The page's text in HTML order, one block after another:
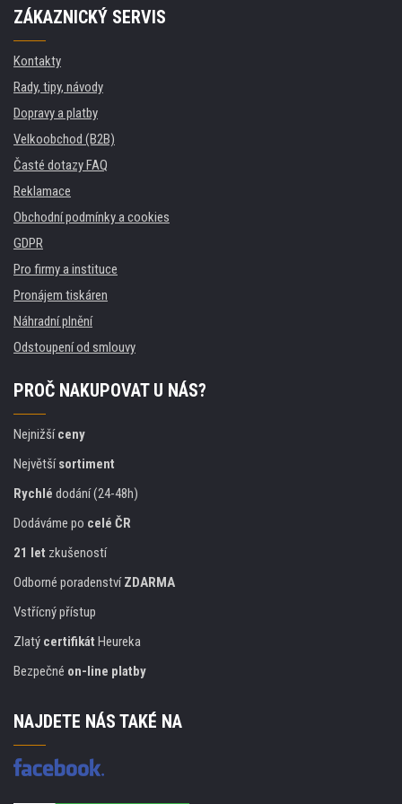
ZÁKAZNICKÝ SERVIS
Kontakty
Rady, tipy, návody
Dopravy a platby
Velkoobchod (B2B)
Časté dotazy FAQ
Reklamace
Obchodní podmínky a cookies
GDPR
Pro firmy a instituce
Pronájem tiskáren
Náhradní plnění
Odstoupení od smlouvy
PROČ NAKUPOVAT U NÁS?
Nejnižšíceny
Největšísortiment
Rychlé dodání (24-48h)
Dodáváme po celé ČR
21 let zkušeností
Odborné poradenstvíZDARMA
Vstřícný přístup
Zlatý certifikát Heureka
Bezpečné on-line platby
NAJDETE NÁS TAKÉ NA